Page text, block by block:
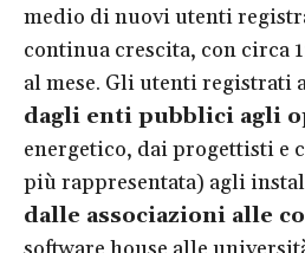
medio di nuovi utenti
continua crescita, con circa
al mese. Gli utenti registrati
dagli enti pubblici agli
energetico, dai progettisti e
più rappresentata) agli
dalle associazioni alle